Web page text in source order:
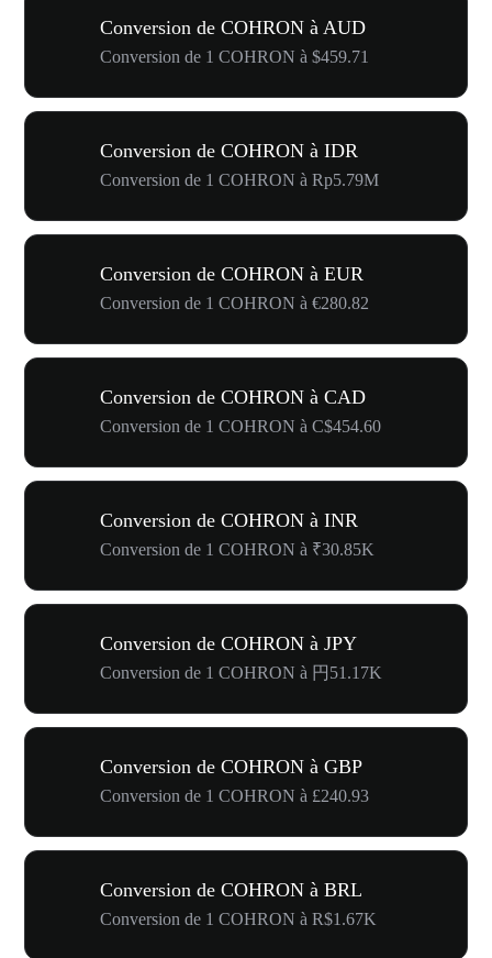
Conversion de COHRON à AUD
Conversion de 1 COHRON à $459.71
Conversion de COHRON à IDR
Conversion de 1 COHRON à Rp5.79M
Conversion de COHRON à EUR
Conversion de 1 COHRON à €280.82
Conversion de COHRON à CAD
Conversion de 1 COHRON à C$454.60
Conversion de COHRON à INR
Conversion de 1 COHRON à ₹30.85K
Conversion de COHRON à JPY
Conversion de 1 COHRON à 円51.17K
Conversion de COHRON à GBP
Conversion de 1 COHRON à £240.93
Conversion de COHRON à BRL
Conversion de 1 COHRON à R$1.67K